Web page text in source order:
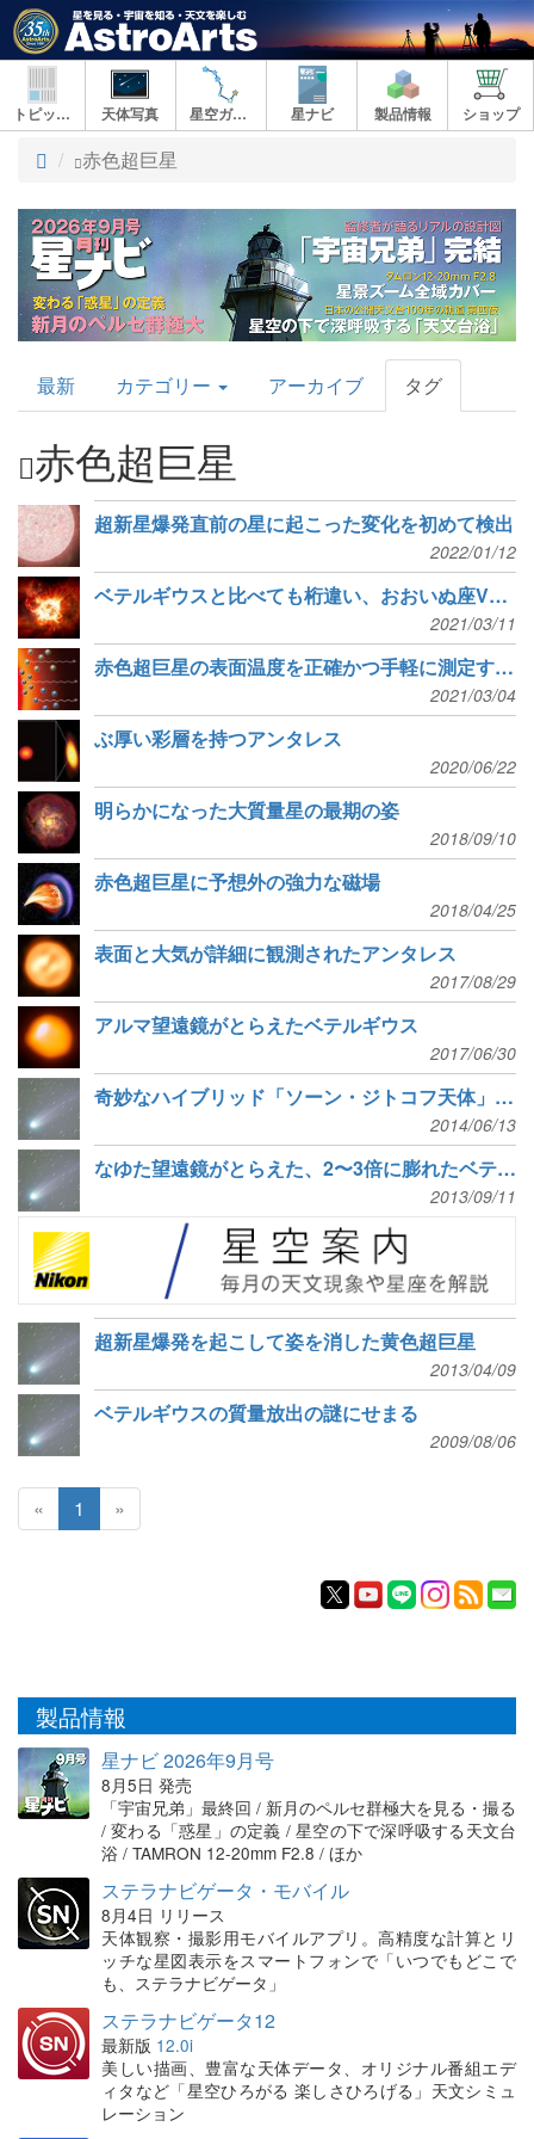
トピックス 天体写真 星空ガイド 星ナビ 製品情報 ショップ
ト
プ
赤色超巨星
AstroArts
Topics
最新 カテゴリー アーカイブ タグ
赤色超巨星
超新星爆発直前の星に起こった変化を初めて検出
2022/01/12
ベテルギウスと比べても桁違い、おおいぬ座VY星の質量放出
2021/03/11
赤色超巨星の表面温度を正確かつ手軽に測定する新手法
2021/03/04
ぶ厚い彩層を持つアンタレス
2020/06/22
明らかになった大質量星の最期の姿
2018/09/10
赤色超巨星に予想外の強力な磁場
2018/04/25
表面と大気が詳細に観測されたアンタレス
2017/08/29
アルマ望遠鏡がとらえたベテルギウス
2017/06/30
奇妙なハイブリッド「ソーン・ジトコフ天体」の候補を初検出
2014/06/13
なゆた望遠鏡がとらえた、2〜3倍に膨れたベテルギウス
2013/09/11
超新星爆発を起こして姿を消した黄色超巨星
2013/04/09
ベテルギウスの質量放出の謎にせまる
2009/08/06
« 1 »
製品情報
星ナビ 2026年9月号
8月5日 発売
「宇宙兄弟」最終回 / 新月のペルセ群極大を見る・撮る
/ 変わる「惑星」の定義 / 星空の下で深呼吸する天文台
浴 / TAMRON 12-20mm F2.8 / ほか
ステラナビゲータ・モバイル
8月4日 リリース
天体観察・撮影用モバイルアプリ。高精度な計算とリ
ッチな星図表示をスマートフォンで「いつでもどこで
も、ステラナビゲータ」
ステラナビゲータ12
最新版 12.0i
美しい描画、豊富な天体データ、オリジナル番組エデ
ィタなど「星空ひろがる 楽しさひろげる」天文シミュ
レーション